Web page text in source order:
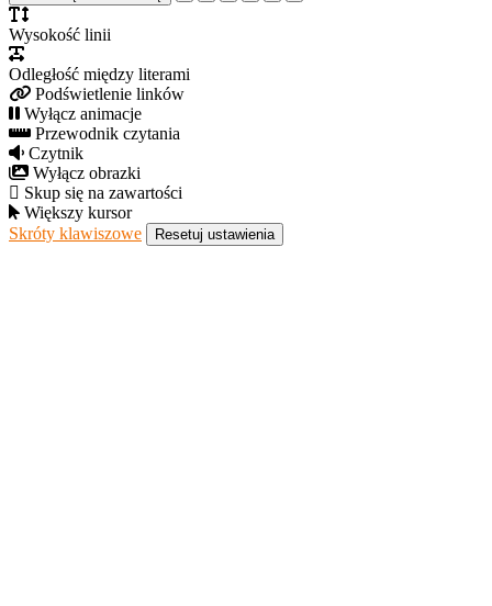
Wysokość linii
Odległość między literami
Podświetlenie linków
Wyłącz animacje
Przewodnik czytania
Czytnik
Wyłącz obrazki
Skup się na zawartości
Większy kursor
Skróty klawiszowe
Resetuj ustawienia